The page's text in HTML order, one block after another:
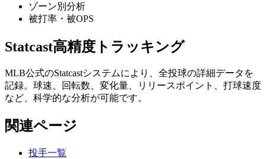
ゾーン別分析
被打率・被OPS
Statcast高精度トラッキング
MLB公式のStatcastシステムにより、全投球の詳細データを
記録。球速、回転数、変化量、リリースポイント、打球速度
など、科学的な分析が可能です。
関連ページ
投手一覧